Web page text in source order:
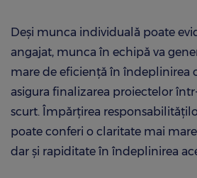
Deși munca individuală poate
angajat, munca în echipă va
mare de eficiență în îndeplinirea
asigura finalizarea proiectelor
scurt. Împărțirea
poate conferi o claritate mai
dar și rapiditate în îndeplinirea